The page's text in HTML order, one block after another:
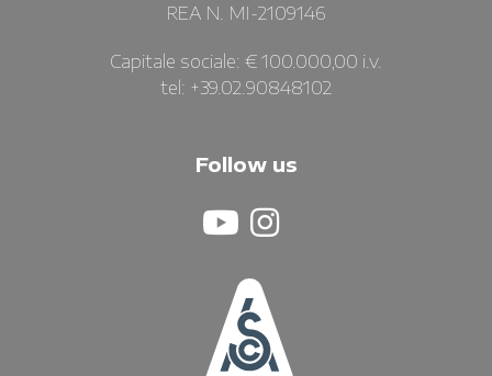
REA N. MI-2109146
Capitale sociale: € 100.000,00 i.v.
tel: +39.02.90848102
Follow us